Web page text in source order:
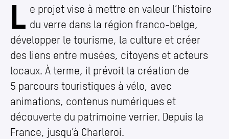
L e projet vise à mettre en valeur l’histoire
du verre dans la région franco-belge,
développer le tourisme, la culture et créer
des liens entre musées, citoyens et acteurs
locaux. À terme, il prévoit la création de
5 parcours touristiques à vélo, avec
animations, contenus numériques et
découverte du patrimoine verrier. Depuis la
France, jusqu’à Charleroi.